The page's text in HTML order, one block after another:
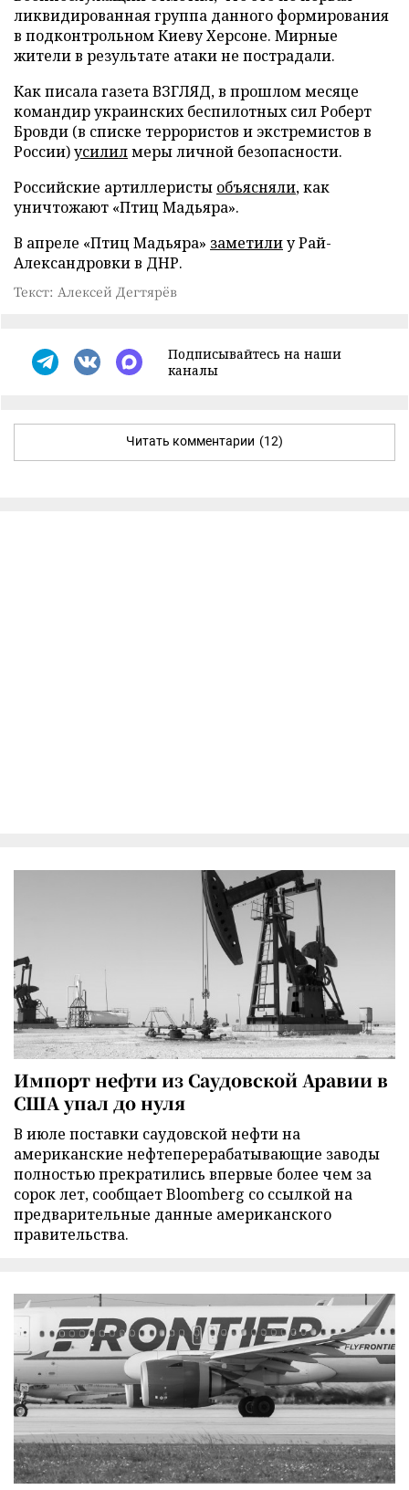
ликвидированная группа данного формирования
в подконтрольном Киеву Херсоне. Мирные
жители в результате атаки не пострадали.
Как писала газета ВЗГЛЯД, в прошлом месяце
командир украинских беспилотных сил Роберт
Бровди (в списке террористов и экстремистов в
России)усилилмеры личной безопасности.
Российские артиллеристы объясняли, как
уничтожают «Птиц Мадьяра».
В апреле «Птиц Мадьяра» заметилиу Рай-
Александровки в ДНР.
Текст: Алексей Дегтярёв
Подписывайтесь на наши
каналы
Читать комментарии (12)
Импорт нефти из Саудовской Аравии в
США упал до нуля
В июле поставки саудовской нефти на
американские нефтеперерабатывающие заводы
полностью прекратились впервые более чем за
сорок лет, сообщает Bloomberg со ссылкой на
предварительные данные американского
правительства.